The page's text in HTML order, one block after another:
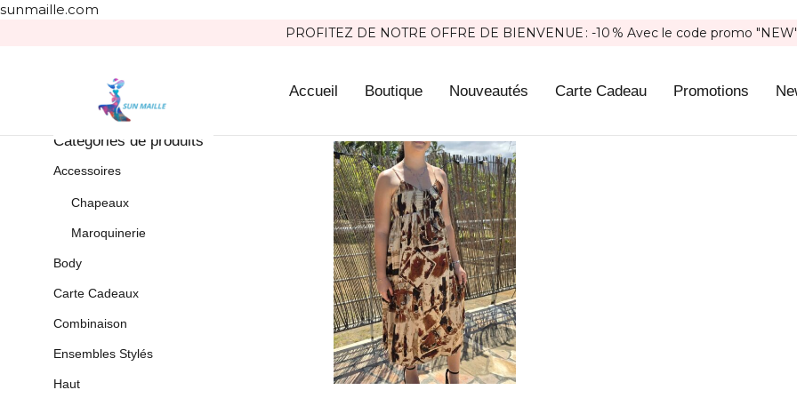
sunmaille.com
PROFITEZ DE NOTRE OFFRE DE BIENVENUE : -10 % Avec le code promo "NEW"
Accueil Boutique Nouveautés Carte Cadeau Promotions
Catégories de produits
Accessoires
Chapeaux
Maroquinerie
Body
Carte Cadeaux
Combinaison
Ensembles Stylés
Haut
Show only products on sale